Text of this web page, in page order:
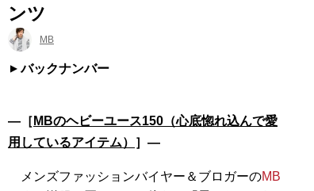
ンツ
MB
バックナンバー
―［ MBのヘビーユース150（心底惚れ込んで愛
用しているアイテム）
］―
メンズファッションバイヤー＆ブロガーのMB